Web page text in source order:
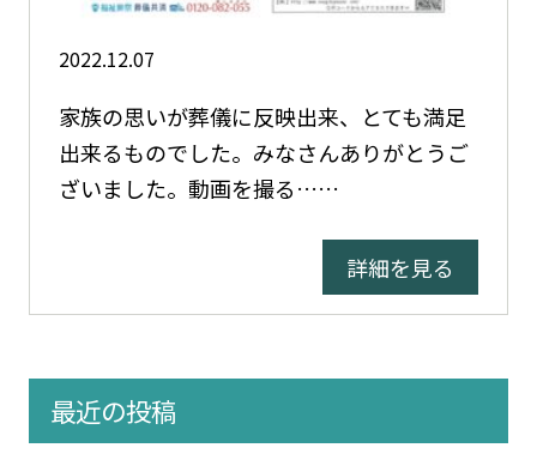
2022.12.07
家族の思いが葬儀に反映出来、とても満足
出来るものでした。みなさんありがとうご
ざいました。動画を撮る……
詳細を見る
最近の投稿